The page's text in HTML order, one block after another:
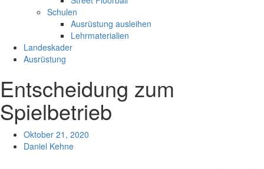
Schulen
Ausrüstung ausleihen
Lehrmaterialien
Landeskader
Ausrüstung
Entscheidung zum
Spielbetrieb
Oktober 21, 2020
Daniel Kehne